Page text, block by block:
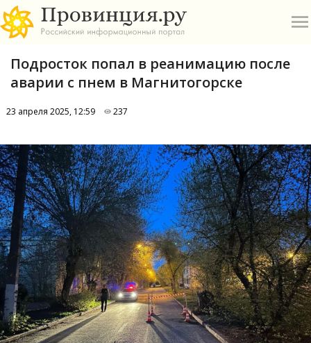
А
Б
В
О
П
Р
С
Подросток попал в реанимацию после
аварии с пнем в Магнитогорске
23 апреля 2025, 12:59 237